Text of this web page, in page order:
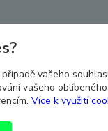
vašeho
vašeho
Více k využití